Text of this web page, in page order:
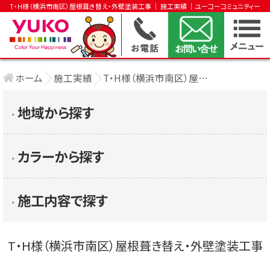
T・H様（横浜市南区）屋根葺き替え・外壁塗装工事 │ 施工実績 │ユーコーコミュニティー
ホーム 施工実績 T・H様（横浜市南区）屋根葺き替え・外壁塗 ....
▶︎ 施工内容で探す
▶︎ カラーから探す
▶︎ 地域から探す
T・H様（横浜市南区）屋根葺き替え・外壁塗装工事